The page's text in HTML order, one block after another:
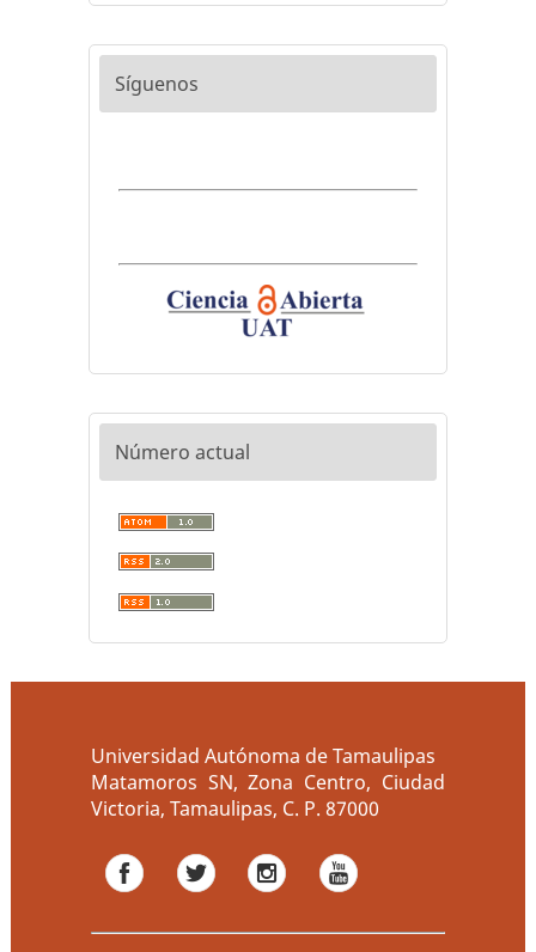
Síguenos
Número actual
Universidad Autónoma de Tamaulipas
Matamoros SN, Zona Centro, Ciudad
Victoria, Tamaulipas, C. P. 87000